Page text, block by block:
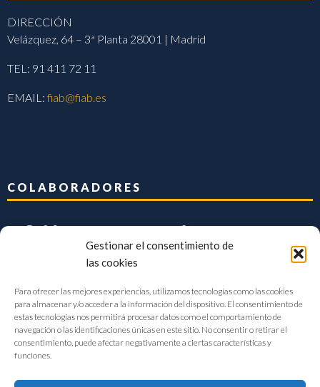
Gestionar el consentimiento de
las cookies
Para ofrecer las mejores experiencias, utilizamos tecnologías como las cookies
para almacenar y/o acceder a la información del dispositivo. El consentimiento de
estas tecnologías nos permitirá procesar datos como el comportamiento de
navegación o las identificaciones únicas en este sitio. No consentir o retirar el
consentimiento, puede afectar negativamente a ciertas características y
funciones.
DIRECCIÓN
Velázquez, 64 – 3ª Planta 28001 | Madrid
TEL: 91 411 72 11
EMAIL:fiab@fiab.es
COLABORADORES